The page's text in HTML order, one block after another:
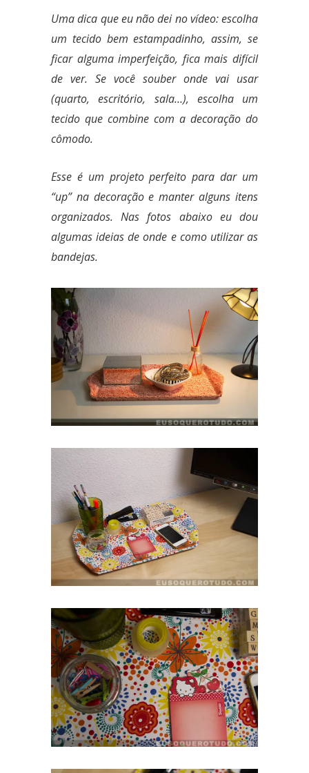
Uma dica que eu não dei no vídeo: escolha
um tecido bem estampadinho, assim, se
ficar alguma imperfeição, fica mais difícil
de ver. Se você souber onde vai usar
(quarto, escritório, sala…), escolha um
tecido que combine com a decoração do
cômodo.
Esse é um projeto perfeito para dar um
“up” na decoração e manter alguns itens
organizados. Nas fotos abaixo eu dou
algumas ideias de onde e como utilizar as
bandejas.